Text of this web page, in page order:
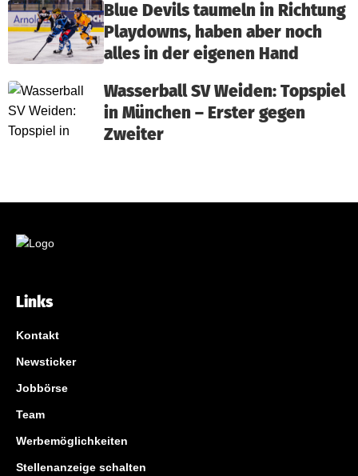
Blue Devils taumeln in Richtung
Playdowns, haben aber noch
alles in der eigenen Hand
Wasserball SV Weiden: Topspiel
in München – Erster gegen
Zweiter
Links
Kontakt
Newsticker
Jobbörse
Team
Werbemöglichkeiten
Stellenanzeige schalten